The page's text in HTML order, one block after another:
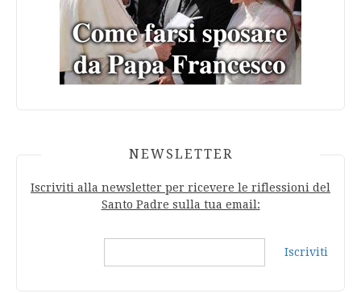
NEWSLETTER
Iscriviti alla newsletter per ricevere le riflessioni del
Santo Padre sulla tua email:
Iscriviti